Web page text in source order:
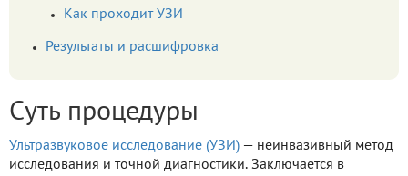
Как проходит УЗИ
Результаты и расшифровка
Суть процедуры
Ультразвуковое исследование (УЗИ) — неинвазивный метод
исследования и точной диагностики. Заключается в